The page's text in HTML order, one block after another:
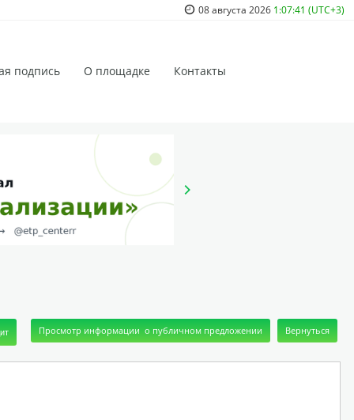
08 августа 2026 1:07:41 (UTC+3)
подпись О площадке Контакты